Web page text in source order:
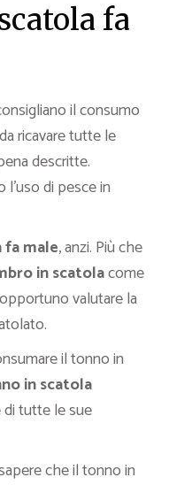
fa
il consumo
ricavare tutte le
descritte.
di pesce in
male, anzi. Più che
in scatolacome
valutare la
il tonno in
in scatola
di tutte le sue
che il tonno in